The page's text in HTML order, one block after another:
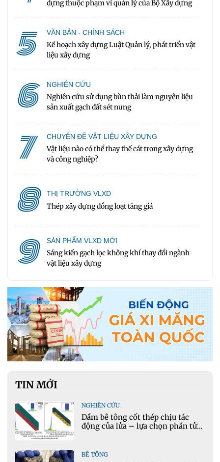
dựng thuộc phạm vi quản lý của Bộ Xây dựng
5 VĂN BẢN - CHÍNH SÁCH
Kế hoạch xây dựng Luật Quản lý, phát triển vật
liệu xây dựng
6 NGHIÊN CỨU
Nghiên cứu sử dụng bùn thải làm nguyên liệu
sản xuất gạch đất sét nung
7 CHUYÊN ĐỀ VẬT LIỆU XÂY DỰNG
Vật liệu nào có thể thay thế cát trong xây dựng
và công nghiệp?
8 THỊ TRƯỜNG VLXD
Thép xây dựng đồng loạt tăng giá
9 SẢN PHẨM VLXD MỚI
Sáng kiến gạch lọc không khí thay đổi ngành
vật liệu xây dựng
TIN MỚI
NGHIÊN CỨU
Dầm bê tông cốt thép chịu tác
động của lửa – lựa chọn phần tử
BÊ TÔNG